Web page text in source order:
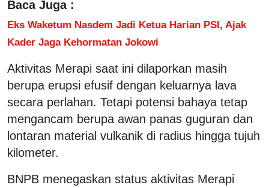
Baca Juga :
Eks Waketum Nasdem Jadi Ketua Harian PSI, Ajak
Kader Jaga Kehormatan Jokowi
Aktivitas Merapi saat ini dilaporkan masih
berupa erupsi efusif dengan keluarnya lava
secara perlahan. Tetapi potensi bahaya tetap
mengancam berupa awan panas guguran dan
lontaran material vulkanik di radius hingga tujuh
kilometer.
BNPB menegaskan status aktivitas Merapi